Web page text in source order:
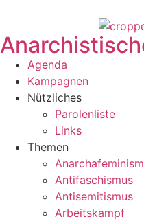
Agenda
Kampagnen
Nützliches
Parolenliste
Links
Themen
Antifaschismus
Antisemitismus
Arbeitskampf